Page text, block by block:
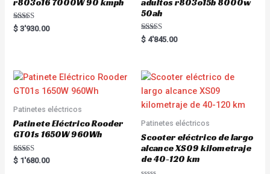
Rated
5.00
$ 3'930.00
50ah
Rated
5.00
$ 4'845.00
Patinetes eléctricos
Patinete Eléctrico Rooder
GT01s 1650W 960Wh
Rated
5.00
$ 1'680.00
Patinetes eléctricos
Scooter eléctrico de largo
alcance XS09 kilometraje
de 40-120 km